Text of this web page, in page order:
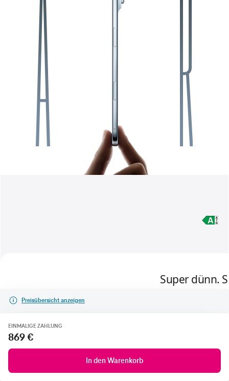
Preisübersicht anzeigen
EINMALIGE ZAHLUNG
869 €
In den Warenkorb